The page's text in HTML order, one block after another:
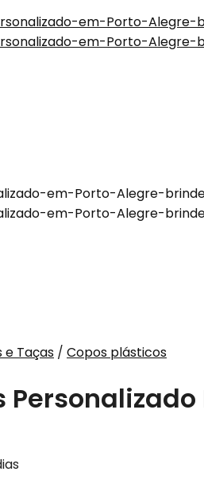
e Taças / Copos plásticos